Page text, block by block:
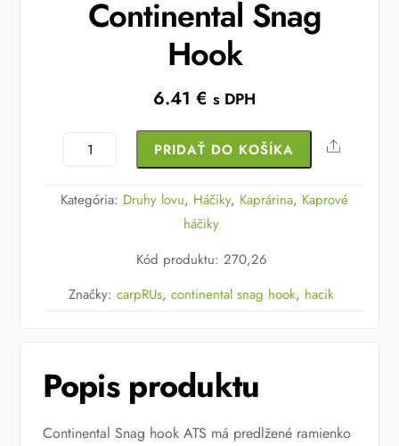
Continental Snag
Hook
6.41€ s DPH
množstvo
Carp
Snag
PRIDAŤ DO KOŠÍKA Share
Kategória: Druhy lovu, Háčiky, Kaprárina, Kaprové
háčiky
Kód produktu: 270,26
Značky:carpRUs,continental snag hook, hacik
Popis produktu
Continental Snag hook ATS má predlžené ramienko